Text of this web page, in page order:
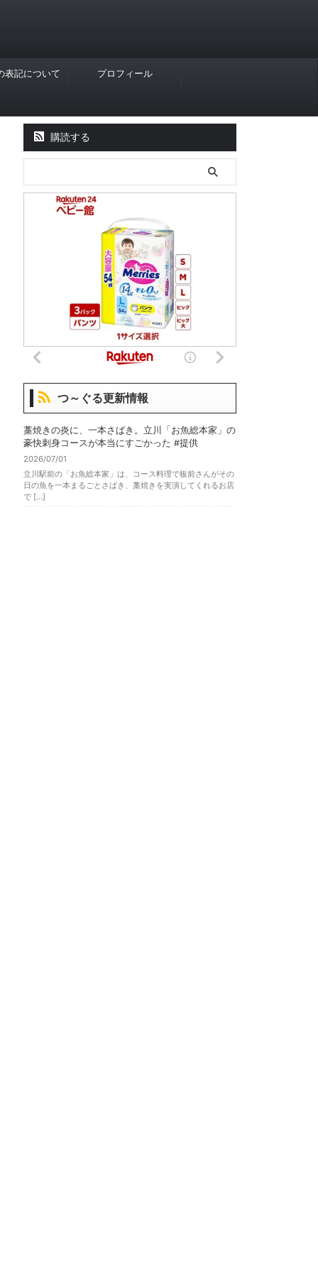
表記について プロフィール
購読する
つ～ぐる更新情報
藁焼きの炎に、一本さばき。立川「お魚総本家」の
豪快刺身コースが本当にすごかった #提供
2026/07/01
立川駅前の「お魚総本家」は、コース料理で板前さんがその
日の魚を一本まるごとさばき、藁焼きを実演してくれるお店
で […]